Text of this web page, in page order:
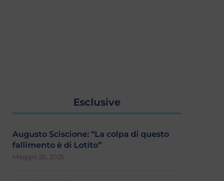
Esclusive
Augusto Sciscione: “La colpa di questo
fallimento è di Lotito”
Maggio 26, 2025